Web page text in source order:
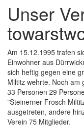
Unser
Am 15.12.1995 trafen
Einwohner aus
sich heftig gegen eine
Miltitz wehrte. Noch am
33 Personen 29
"Steinerner Frosch
ausgetreten, andere
Verein 75 Mitglieder.